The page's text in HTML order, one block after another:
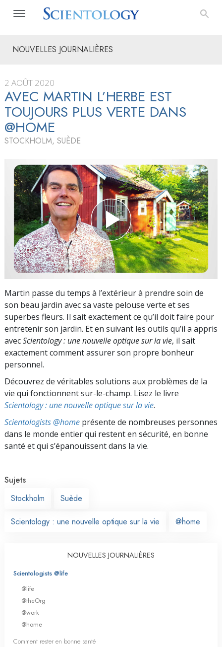
NOUVELLES JOURNALIÈRES
2 AOÛT 2020
AVEC MARTIN L’HERBE EST
TOUJOURS PLUS VERTE DANS
@HOME
STOCKHOLM, SUÈDE
Martin passe du temps à l’extérieur à prendre soin de
son beau jardin avec sa vaste pelouse verte et ses
superbes fleurs. Il sait exactement ce qu’il doit faire pour
entretenir son jardin. Et en suivant les outils qu’il a appris
avecScientology : une nouvelle optique sur la vie, il sait
exactement comment assurer son propre bonheur
personnel.
Découvrez de véritables solutions aux problèmes de la
vie qui fonctionnent sur-le-champ. Lisez le livre
Scientology : une nouvelle optique sur la vie.
Scientologists @home présente de nombreuses personnes
dans le monde entier qui restent en sécurité, en bonne
santé et qui s’épanouissent dans la vie.
Sujets
Stockholm
Suède
Scientology : une nouvelle optique sur la vie @home
NOUVELLES JOURNALIÈRES
Scientologists @life
@life
@theOrg
@work
@home
Comment rester en bonne santé